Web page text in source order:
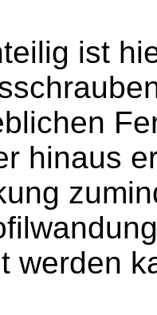
ist
hinaus
werden